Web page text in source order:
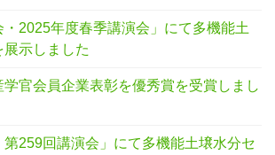
・2025年度春季講演会」にて多機能土
示しました
学官会員企業表彰を優秀賞を受賞しまし
第259回講演会」にて多機能土壌水分セ